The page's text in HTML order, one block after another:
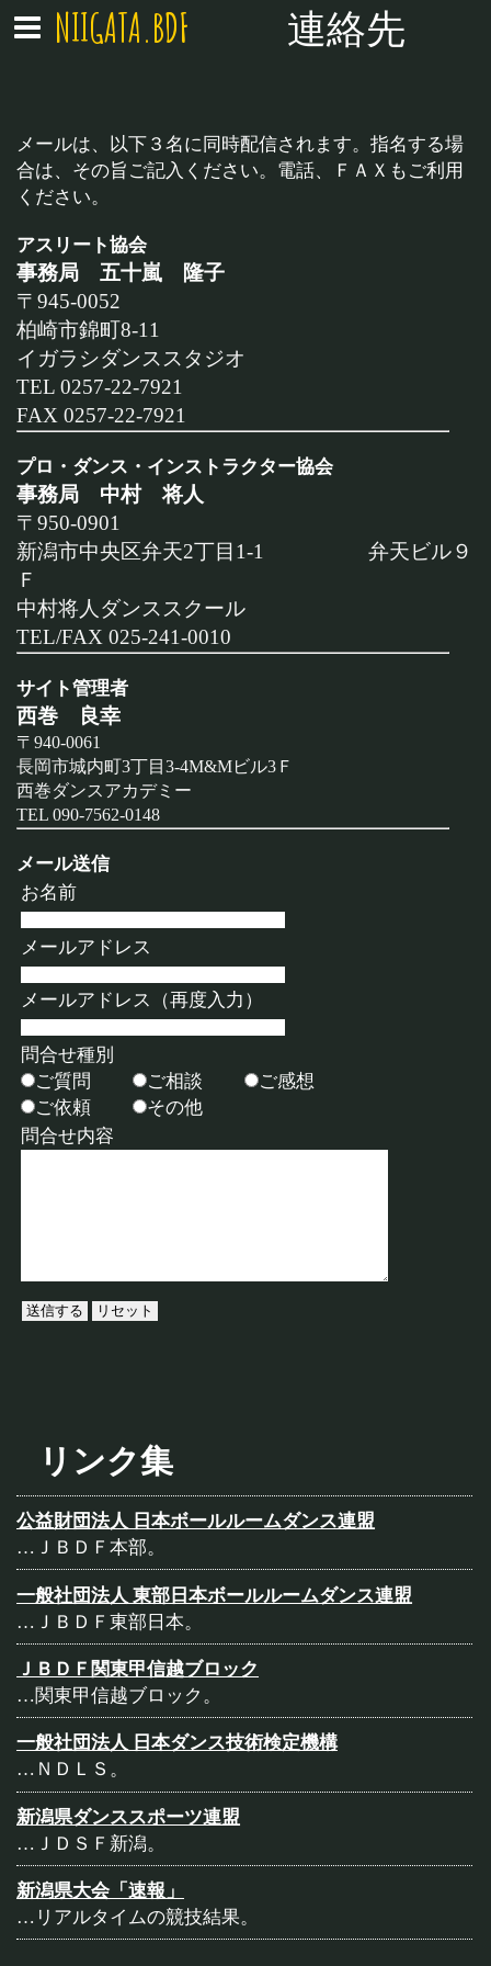
NIIGATA.BDF 連絡先
メールは、以下３名に同時配信されます。指名する場
合は、その旨ご記入ください。電話、ＦＡＸもご利用
ください。
アスリート協会
事務局 五十嵐 隆子
〒945-0052
柏崎市錦町8-11
イガラシダンススタジオ
TEL 0257-22-7921
FAX 0257-22-7921
プロ・ダンス・インストラクター協会
事務局 中村 将人
〒950-0901
新潟市中央区弁天2丁目1-1 弁天ビル９
Ｆ
中村将人ダンススクール
TEL/FAX 025-241-0010
サイト管理者
西巻 良幸
〒940-0061
長岡市城内町3丁目3-4M&Mビル3Ｆ
西巻ダンスアカデミー
TEL 090-7562-0148
メール送信
お名前
メールアドレス
メールアドレス（再度入力）
問合せ種別
ご質問
ご相談
ご感想
ご依頼
その他
問合せ内容
リンク集
公益財団法人 日本ボールルームダンス連盟
…ＪＢＤＦ本部。
一般社団法人 東部日本ボールルームダンス連盟
…ＪＢＤＦ東部日本。
ＪＢＤＦ関東甲信越ブロック
…関東甲信越ブロック。
一般社団法人 日本ダンス技術検定機構
…ＮＤＬＳ。
新潟県ダンススポーツ連盟
…ＪＤＳＦ新潟。
新潟県大会「速報」
…リアルタイムの競技結果。